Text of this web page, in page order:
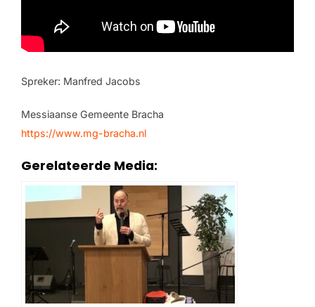
Spreker: Manfred Jacobs
Messiaanse Gemeente Bracha
https://www.mg-bracha.nl
Gerelateerde Media: